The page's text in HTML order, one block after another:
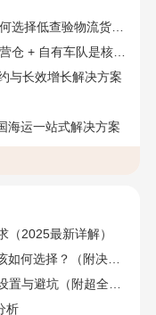
择低查验物流货代？
自有车队是核心硬指标
与长效增长解决方案
海运一站式解决方案
（2025最新详解）
？（附决策流程图）
避坑（附超全指南）
析